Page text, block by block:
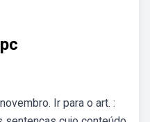
Ir para o art. :